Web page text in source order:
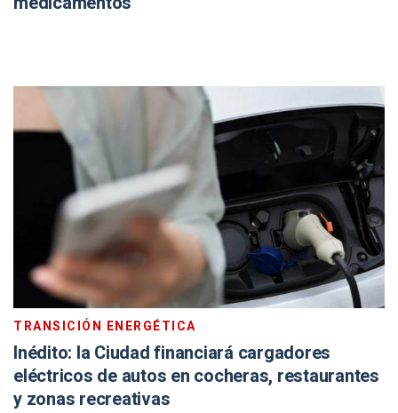
TRANSICIÓN ENERGÉTICA
Inédito: la Ciudad financiará cargadores
eléctricos de autos en cocheras, restaurantes
y zonas recreativas